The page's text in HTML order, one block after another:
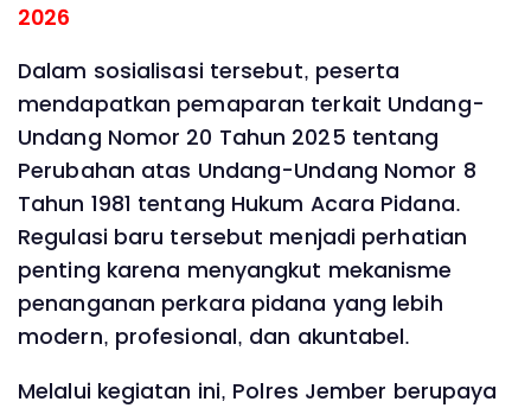
2026
Dalam sosialisasi tersebut, peserta
mendapatkan pemaparan terkait Undang-
Undang Nomor 20 Tahun 2025 tentang
Perubahan atas Undang-Undang Nomor 8
Tahun 1981 tentang Hukum Acara Pidana.
Regulasi baru tersebut menjadi perhatian
penting karena menyangkut mekanisme
penanganan perkara pidana yang lebih
modern, profesional, dan akuntabel.
Melalui kegiatan ini, Polres Jember berupaya